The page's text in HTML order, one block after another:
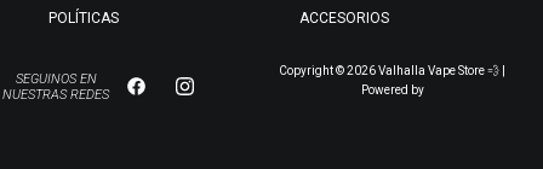
POLÍTICAS
ACCESORIOS
SEGUINOS EN
NUESTRAS REDES
Copyright © 2026 Valhalla Vape Store 💨 |
Powered by